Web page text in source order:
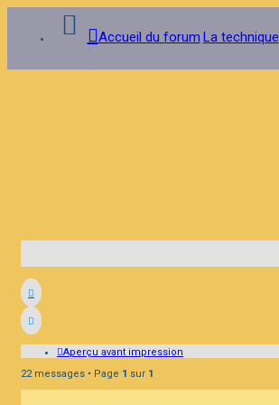
Accueil du forum La technique
Aperçu avant impression
22 messages • Page 1 sur 1